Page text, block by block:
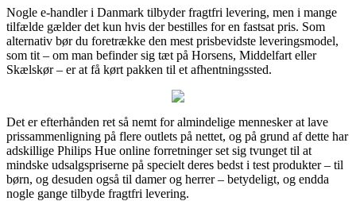
Nogle e-handler i Danmark tilbyder fragtfri levering, men i mange
tilfælde gælder det kun hvis der bestilles for en fastsat pris. Som
alternativ bør du foretrække den mest prisbevidste leveringsmodel,
som tit – om man befinder sig tæt på Horsens, Middelfart eller
Skælskør – er at få kørt pakken til et afhentningssted.
Det er efterhånden ret så nemt for almindelige mennesker at lave
prissammenligning på flere outlets på nettet, og på grund af dette har
adskillige Philips Hue online forretninger set sig tvunget til at
mindske udsalgspriserne på specielt deres bedst i test produkter – til
børn, og desuden også til damer og herrer – betydeligt, og endda
nogle gange tilbyde fragtfri levering.